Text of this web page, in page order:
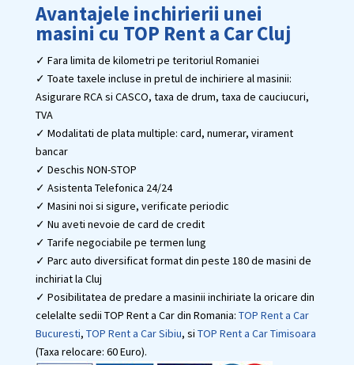
Avantajele inchirierii unei
masini cu TOP Rent a Car Cluj
✓ Fara limita de kilometri pe teritoriul Romaniei
✓ Toate taxele incluse in pretul de inchiriere al masinii:
Asigurare RCA si CASCO, taxa de drum, taxa de cauciucuri,
TVA
✓ Modalitati de plata multiple: card, numerar, virament
bancar
✓ Deschis NON-STOP
✓ Asistenta Telefonica 24/24
✓ Masini noi si sigure, verificate periodic
✓ Nu aveti nevoie de card de credit
✓ Tarife negociabile pe termen lung
✓ Parc auto diversificat format din peste 180 de masini de
inchiriat la Cluj
✓ Posibilitatea de predare a masinii inchiriate la oricare din
celelalte sedii TOP Rent a Car din Romania: TOP Rent a Car
Bucuresti, TOP Rent a Car Sibiu, si TOP Rent a Car Timisoara
(Taxa relocare: 60 Euro).